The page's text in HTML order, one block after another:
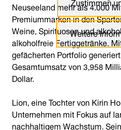
Weitere
Neuseeland mehr als 4.000
Premiummarken in den
Weine, Spirituosen und
alkoholfreie Fertiggetränke.
gefächerten Portfolio
Gesamtumsatz von 3,958
Dollar.
Lion, eine Tochter von Kirin
Unternehmen mit Fokus auf
nachhaltigem Wachstum.